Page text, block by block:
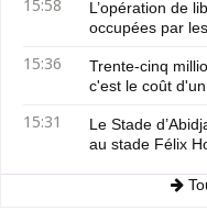
15:58
L’opération de
occupées par
15:36
Trente-cinq
c'est le coût
15:31
Le Stade
au stade Félix